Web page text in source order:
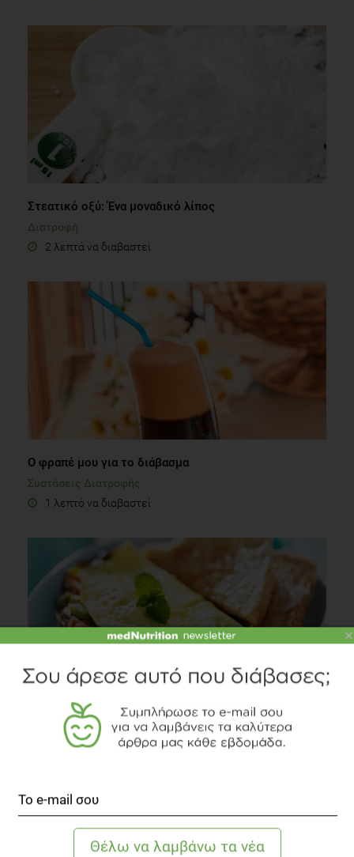
Στεατικό οξύ: Ένα μοναδικό λίπος
Διατροφή
2 λεπτά να διαβαστεί
Ο φραπέ μου για το διάβασμα
Συστάσεις Διατροφής
1 λεπτό να διαβαστεί
Έξυπνες προτάσεις για light βραδινό
Συστάσεις Διατροφής
×